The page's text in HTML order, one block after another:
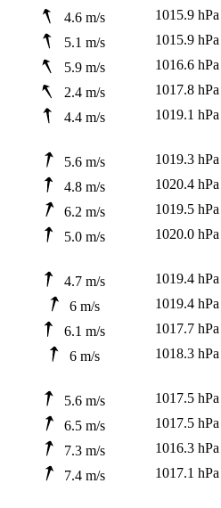
4.6 m/s
1015.9 hPa
5.1 m/s
1015.9 hPa
5.9 m/s
1016.6 hPa
2.4 m/s
1017.8 hPa
4.4 m/s
1019.1 hPa
5.6 m/s
1019.3 hPa
4.8 m/s
1020.4 hPa
6.2 m/s
1019.5 hPa
5.0 m/s
1020.0 hPa
4.7 m/s
1019.4 hPa
6 m/s
1019.4 hPa
6.1 m/s
1017.7 hPa
6 m/s
1018.3 hPa
5.6 m/s
1017.5 hPa
6.5 m/s
1017.5 hPa
7.3 m/s
1016.3 hPa
7.4 m/s
1017.1 hPa